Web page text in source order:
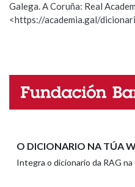
Observación Hai
Propoño mellorar a
Nome
Galega. A Coruña: Real
<https://academia.gal/
O DICIONARIO NA TÚA
Integra o dicionario da RAG